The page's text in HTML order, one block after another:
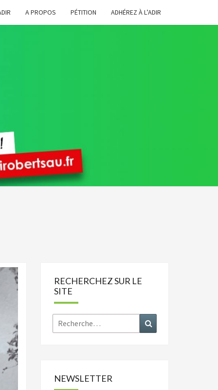
A PROPOS PÉTITION ADHÉREZ À L’ADIR
RECHERCHEZ SUR LE
SITE
Rechercher :
NEWSLETTER